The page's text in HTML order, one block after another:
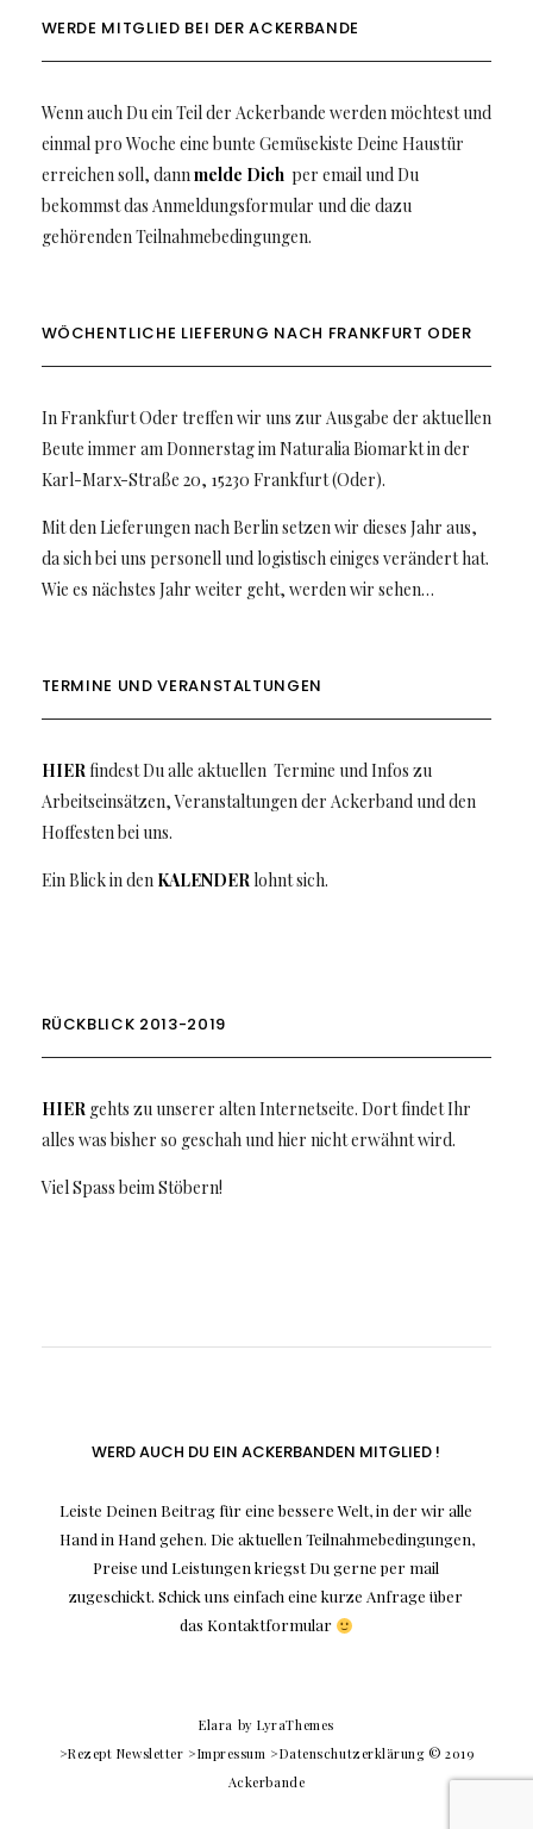
WERDE MITGLIED BEI DER ACKERBANDE
Wenn auch Du ein Teil der Ackerbande werden möchtest und
einmal pro Woche eine bunte Gemüsekiste Deine Haustür
erreichen soll, dannmelde Dichper email und Du
bekommst das Anmeldungsformular und die dazu
gehörenden Teilnahmebedingungen.
WÖCHENTLICHE LIEFERUNG NACH FRANKFURT ODER
In Frankfurt Oder treffen wir uns zur Ausgabe der aktuellen
Beute immer am Donnerstag im Naturalia Biomarkt in der
Karl-Marx-Straße 20, 15230 Frankfurt (Oder).
Mit den Lieferungen nach Berlin setzen wir dieses Jahr aus,
da sich bei uns personell und logistisch einiges verändert hat.
Wie es nächstes Jahr weiter geht, werden wir sehen…
TERMINE UND VERANSTALTUNGEN
HIERfindest Du alle aktuellen Termine und Infos zu
Arbeitseinsätzen, Veranstaltungen der Ackerband und den
Hoffesten bei uns.
Ein Blick in den KALENDERlohnt sich.
RÜCKBLICK 2013-2019
HIERgehts zu unserer alten Internetseite. Dort findet Ihr
alles was bisher so geschah und hier nicht erwähnt wird.
Viel Spass beim Stöbern!
WERD AUCH DU EIN ACKERBANDEN MITGLIED !
Leiste Deinen Beitrag für eine bessere Welt, in der wir alle
Hand in Hand gehen. Die aktuellen Teilnahmebedingungen,
Preise und Leistungen kriegst Du gerne per mail
zugeschickt. Schick uns einfach eine kurze Anfrage über
das Kontaktformular
Elara by LyraThemes
>Rezept Newsletter >Impressum >Datenschutzerklärung© 2019
Ackerbande